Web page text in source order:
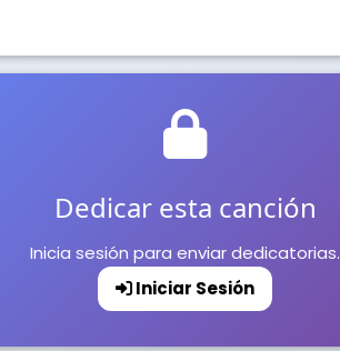
Dedicar esta canción
Inicia sesión para enviar dedicatorias.
Iniciar Sesión